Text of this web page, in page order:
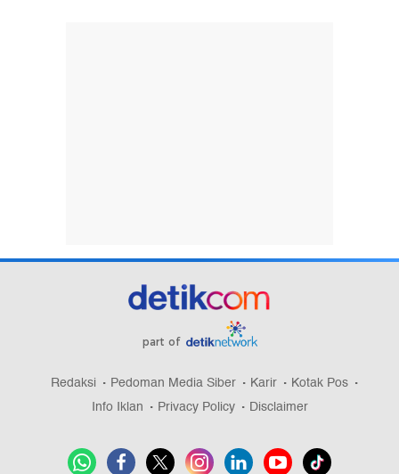
part of
Redaksi Pedoman Media Siber Karir
Kotak Pos
Info Iklan
Privacy Policy Disclaimer